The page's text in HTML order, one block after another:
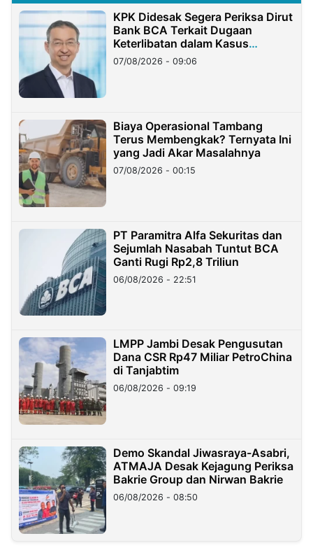
KPK Didesak Segera Periksa Dirut
Bank BCA Terkait Dugaan
Keterlibatan dalam Kasus
Hilangnya Dana Nasabah Rp2,58
Miliar
07/08/2026 - 09:06
Biaya Operasional Tambang
Terus Membengkak? Ternyata Ini
yang Jadi Akar Masalahnya
07/08/2026 - 00:15
PT Paramitra Alfa Sekuritas dan
Sejumlah Nasabah Tuntut BCA
Ganti Rugi Rp2,8 Triliun
06/08/2026 - 22:51
LMPP Jambi Desak Pengusutan
Dana CSR Rp47 Miliar PetroChina
di Tanjabtim
06/08/2026 - 09:19
Demo Skandal Jiwasraya-Asabri,
ATMAJA Desak Kejagung Periksa
Bakrie Group dan Nirwan Bakrie
06/08/2026 - 08:50